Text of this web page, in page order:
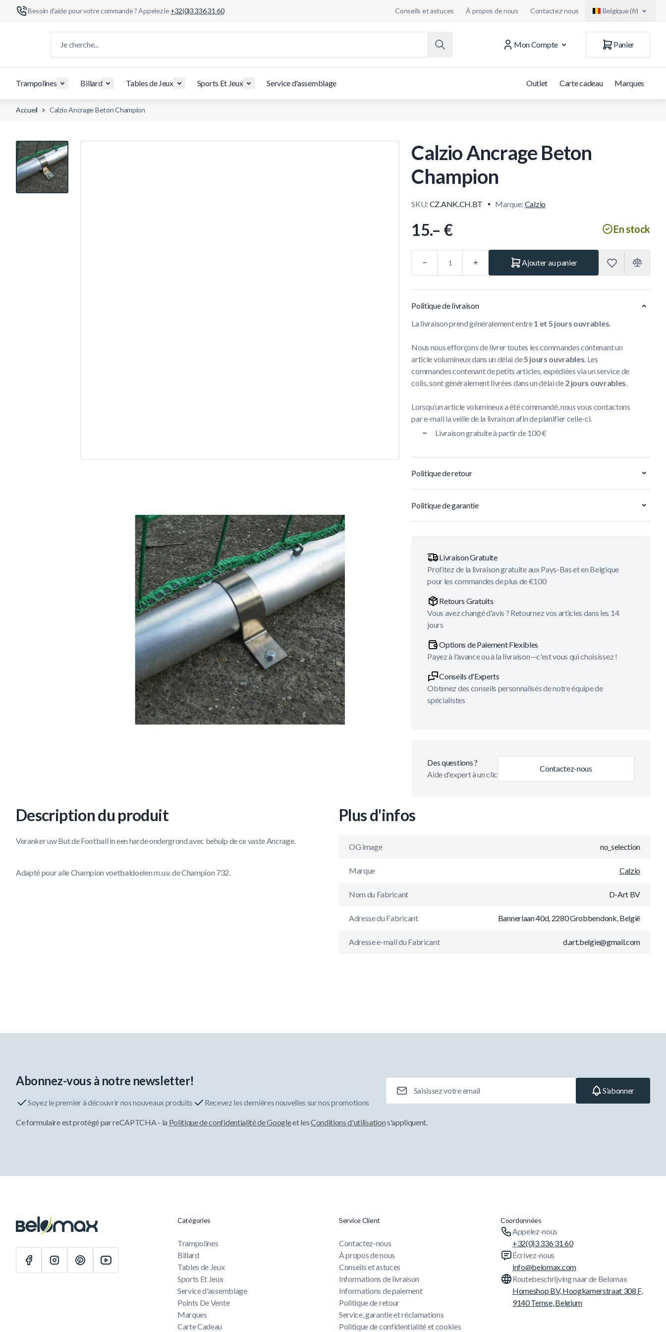
Besoin d'aide pour votre commande ? Appelez le+32(0)3 336 31 60 Conseils et astuces À propos de nous Contactez-nous Belgique (fr)
Mon Compte
Panier
Trampolines Billard Tables de Jeux Sports Et Jeux Service d'assemblage Outlet Carte cadeau Marques
Accueil Calzio Ancrage Beton Champion
View larger image
Calzio Ancrage Beton
Champion
SKU: CZ.ANK.CH.BT Marque: Calzio
15.– € En stock
Ajouter au panier
Politique de livraison
La livraison prend généralement entre1 et 5 jours ouvrables.
Nous nous efforçons de livrer toutes les commandes contenant un
article volumineux dans un délai de5 jours ouvrables. Les
commandes contenant de petits articles, expédiées via un service de
colis, sont généralement livrées dans un délai de2 jours ouvrables.
Lorsqu’un article volumineux a été commandé, nous vous contactons
par e-mail la veille de la livraison afin de planifier celle-ci.
Livraison gratuite à partir de 100 €
Politique de retour
Politique de garantie
Livraison Gratuite
Profitez de la livraison gratuite aux Pays-Bas et en Belgique
pour les commandes de plus de €100
Retours Gratuits
Vous avez changé d'avis ? Retournez vos articles dans les 14
jours
Options de Paiement Flexibles
Payez à l'avance ou à la livraison—c'est vous qui choisissez !
Conseils d'Experts
Obtenez des conseils personnalisés de notre équipe de
spécialistes
Des questions ?
Aide d'expert à un clic
Contactez-nous
Description du produit
Veranker uw But de Football in een harde ondergrond avec behulp de ce vaste Ancrage.
Adapté pour alle Champion voetbaldoelen m.u.v. de Champion 732.
Plus d'infos
OG image no_selection
Marque Calzio
Nom du Fabricant D-Art BV
Adresse du Fabricant Bannerlaan 40d, 2280 Grobbendonk, België
Adresse e-mail du Fabricant d.art.belgie@gmail.com
Abonnez-vous à notre newsletter!
Soyez le premier à découvrir nos nouveaux produits Recevez les dernières nouvelles sur nos promotions
S’abonner
Ce formulaire est protégé par reCAPTCHA - la Politique de confidentialité de Googleet lesConditions d'utilisations'appliquent.
Catégories
Trampolines
Billard
Tables de Jeux
Sports Et Jeux
Service d'assemblage
Points De Vente
Marques
Carte Cadeau
Service Client
Contactez-nous
À propos de nous
Conseils et astuces
Informations de livraison
Informations de paiement
Politique de retour
Service, garantie et réclamations
Politique de confidentialité et cookies
Coordonnées
Appelez-nous
+32(0)3 336 31 60
Écrivez-nous
info@belomax.com
Routebeschrijving naar de Belomax
Homeshop BV, Hoogkamerstraat 308 F,
9140 Temse, Belgium